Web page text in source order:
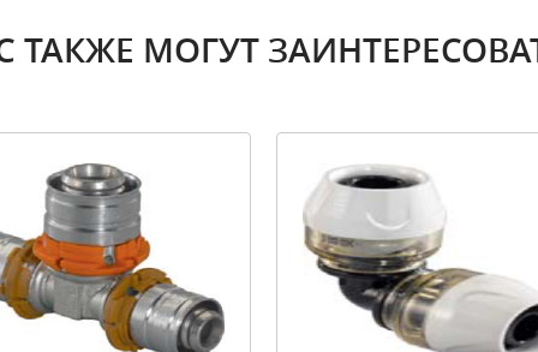
ТАКЖЕ МОГУТ